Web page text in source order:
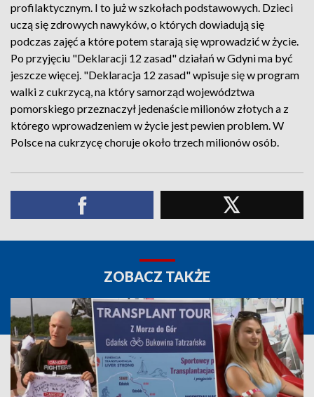
profilaktycznym. I to już w szkołach podstawowych. Dzieci
uczą się zdrowych nawyków, o których dowiadują się
podczas zajęć a które potem starają się wprowadzić w życie.
Po przyjęciu "Deklaracji 12 zasad" działań w Gdyni ma być
jeszcze więcej. "Deklaracja 12 zasad" wpisuje się w program
walki z cukrzycą, na który samorząd województwa
pomorskiego przeznaczył jedenaście milionów złotych a z
którego wprowadzeniem w życie jest pewien problem. W
Polsce na cukrzycę choruje około trzech milionów osób.
ZOBACZ TAKŻE